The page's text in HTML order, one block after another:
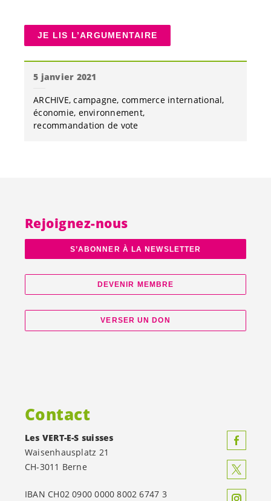
JE LIS L’ARGUMENTAIRE
5 janvier 2021
ARCHIVE campagne commerce international
économie environnement
recommandation de vote
Rejoignez-nous
S’ABONNER À LA NEWSLETTER
DEVENIR MEMBRE
VERSER UN DON
Contact
Les VERT-E-S suisses
Waisenhausplatz 21
CH-3011 Berne
IBAN CH02 0900 0000 8002 6747 3